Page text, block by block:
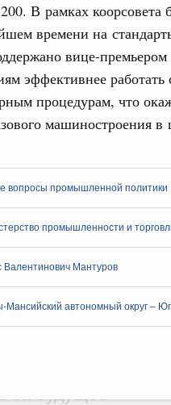
В рамках
времени на
вице-
эффективнее работать
процедурам, что
машиностроения в
вопросы промышленной политики
промышленности и
Валентинович Мантуров
Мансийский автономный округ –
о
5 августа, среда
хозяйство
4,3 тыс.
участии Фонда
развития территорий.
совещание по
в
Всемирный
людей,
за будущее